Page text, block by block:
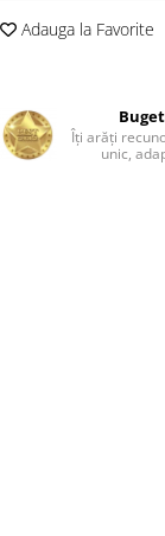
Adauga la Favorite
Îți arăți
unic,